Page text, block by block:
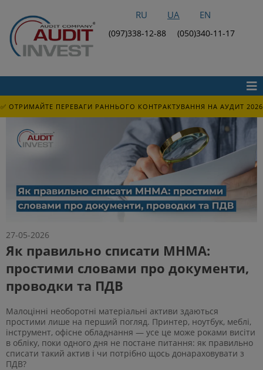
RU UA EN
(097)338-12-88 (050)340-11-17
✅ ОТРИМАЙТЕ ПЕРЕВАГИ РАННЬОГО КОНТРАКТУВАННЯ НА АУДИТ 2026
27-05-2026
Як правильно списати МНМА:
простими словами про документи,
проводки та ПДВ
Малоцінні необоротні матеріальні активи здаються
простими лише на перший погляд. Принтер, ноутбук, меблі,
інструмент, офісне обладнання — усе це може роками висіти
в обліку, поки одного дня не постане питання: як правильно
списати такий актив і чи потрібно щось донараховувати з
ПДВ?